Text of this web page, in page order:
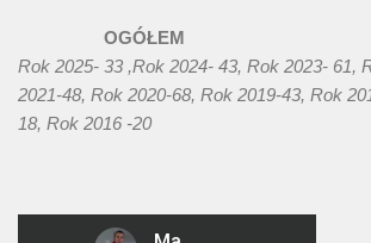
OGÓŁEM
Rok 2025- 33 ,Rok 2024- 43, Rok 2023- 61,
2021-48, Rok 2020-68, Rok 2019-43, Rok
18, Rok 2016 -20